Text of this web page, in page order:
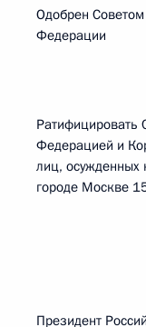
Одобрен Советом
Ратифицировать
Федерацией и
лиц, осужденных
городе Москве
Президент